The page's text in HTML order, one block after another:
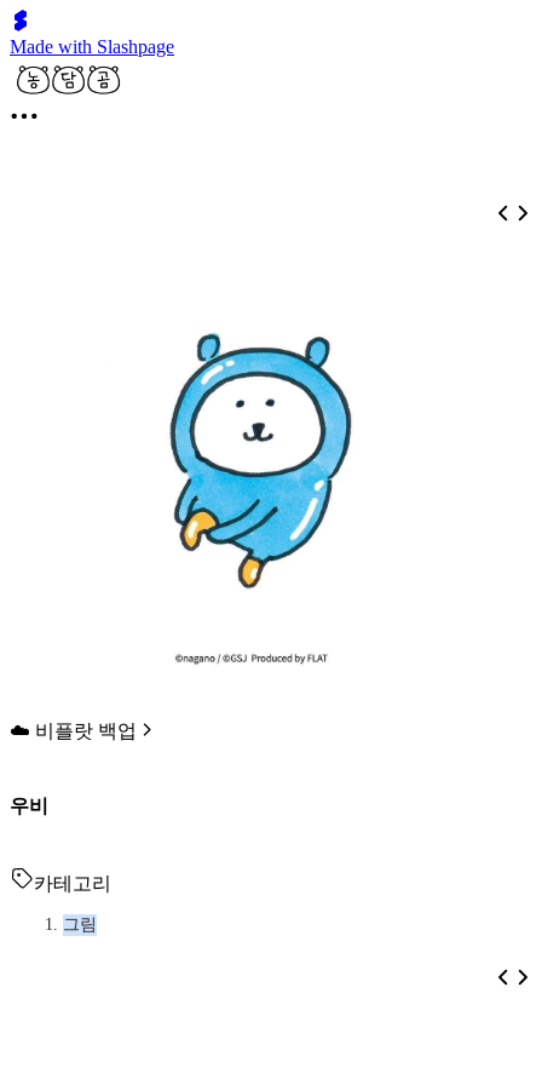
Made with Slashpage
☁️ 비플랏 백업
우비
카테고리
그림